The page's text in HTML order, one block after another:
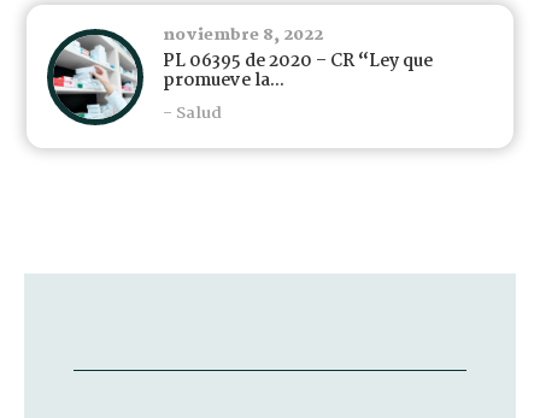
noviembre 8, 2022
PL 06395 de 2020 – CR “Ley que
promueve la...
- Salud